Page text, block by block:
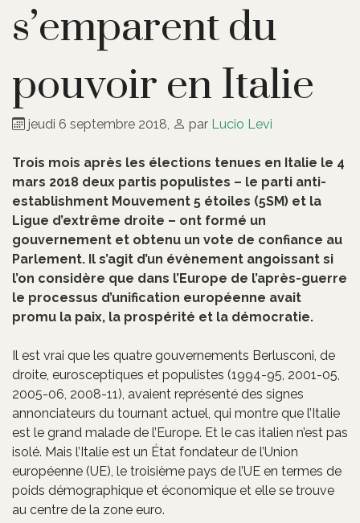
s’emparent du
pouvoir en Italie
jeudi 6 septembre 2018 par Lucio Levi
Trois mois après les élections tenues en Italie le 4
mars 2018 deux partis populistes – le parti anti-
establishment Mouvement 5 étoiles (5SM) et la
Ligue d’extrême droite – ont formé un
gouvernement et obtenu un vote de confiance au
Parlement. Il s’agit d’un évènement angoissant si
l’on considère que dans l’Europe de l’après-guerre
le processus d’unification européenne avait
promu la paix, la prospérité et la démocratie.
Il est vrai que les quatre gouvernements Berlusconi, de
droite, eurosceptiques et populistes (1994-95, 2001-05,
2005-06, 2008-11), avaient représenté des signes
annonciateurs du tournant actuel, qui montre que l’Italie
est le grand malade de l’Europe. Et le cas italien n’est pas
isolé. Mais l’Italie est un État fondateur de l’Union
européenne (UE), le troisième pays de l’UE en termes de
poids démographique et économique et elle se trouve
au centre de la zone euro.